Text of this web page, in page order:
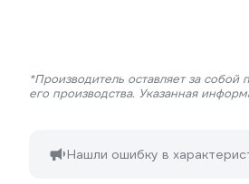
*Производитель оставляет за
его производства. Указанная
Нашли ошибку в